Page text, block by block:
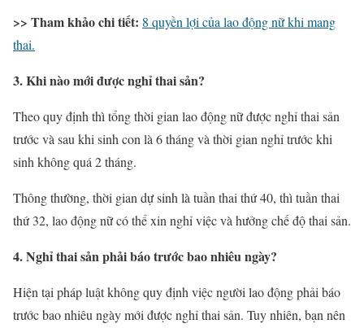
>> Tham khảo chi tiết: 8 quyền lợi của lao động nữ khi mang
thai.
3. Khi nào mới được nghỉ thai sản?
Theo quy định thì tổng thời gian lao động nữ được nghỉ thai sản
trước và sau khi sinh con là 6 tháng và thời gian nghỉ trước khi
sinh không quá 2 tháng.
Thông thường, thời gian dự sinh là tuần thai thứ 40, thì tuần thai
thứ 32, lao động nữ có thể xin nghỉ việc và hưởng chế độ thai sản.
4. Nghỉ thai sản phải báo trước bao nhiêu ngày?
Hiện tại pháp luật không quy định việc người lao động phải báo
trước bao nhiêu ngày mới được nghỉ thai sản. Tuy nhiên, bạn nên